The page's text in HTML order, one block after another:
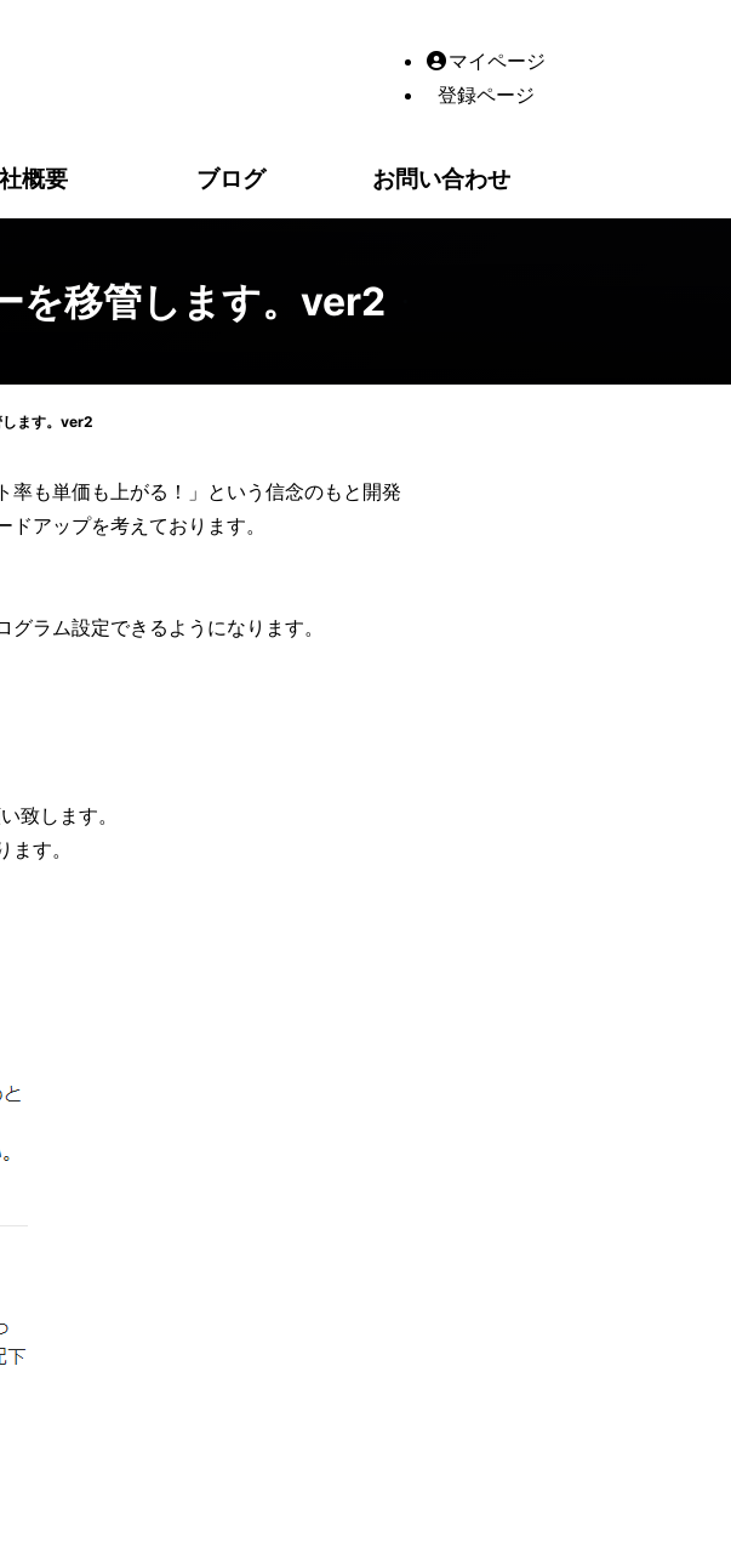
マイページ
登録ページ
。ver2｜株式会社アリスプラン｜高松市の予約システム一体型ホームページ制作
概要 ブログ お問い合わせ
を移管します。ver2
ます。ver2
率も単価も上がる！」という信念のもと開発
アップを考えております。
ラム設定できるようになります。
致します。
す。